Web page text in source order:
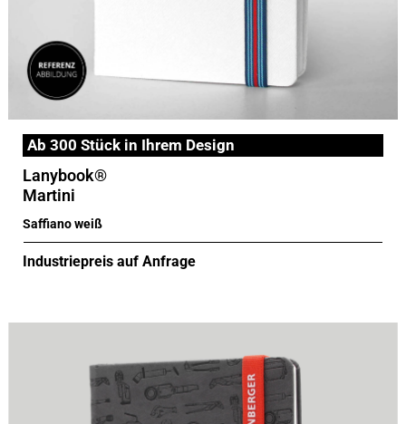
Ab 300 Stück in Ihrem Design
Lanybook®
Martini
Saffiano weiß
Industriepreis auf Anfrage